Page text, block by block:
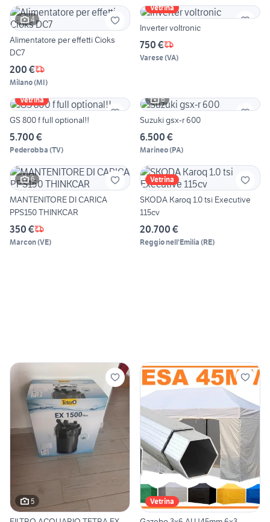
4
Alimentatore per effetti Cioks
DC7
200 €
Milano(MI)
Vetrina
Inverter voltronic
750 €
Varese(VA)
Vetrina
GS 800 f full optional!!
5.700 €
Pederobba (TV)
6
Suzuki gsx-r 600
6.500 €
Marineo(PA)
6
MANTENITORE DI CARICA
PPS150 THINKCAR
350 €
Marcon(VE)
Vetrina
SKODA Karoq 1.0 tsi Executive
115cv
20.700 €
Reggio nell'Emilia (RE)
5 Vetrina